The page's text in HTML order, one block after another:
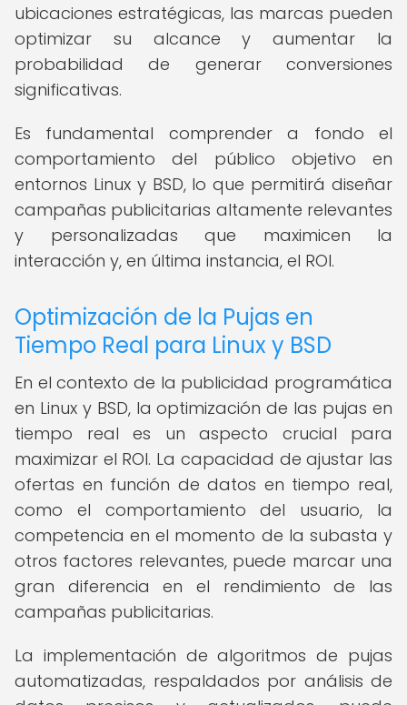
ubicaciones estratégicas, las marcas pueden
optimizar su alcance y aumentar la
probabilidad de generar conversiones
significativas.
Es fundamental comprender a fondo el
comportamiento del público objetivo en
entornos Linux y BSD, lo que permitirá diseñar
campañas publicitarias altamente relevantes
y personalizadas que maximicen la
interacción y, en última instancia, el ROI.
Optimización de la Pujas en
Tiempo Real para Linux y BSD
En el contexto de la publicidad programática
en Linux y BSD, la optimización de las pujas en
tiempo real es un aspecto crucial para
maximizar el ROI. La capacidad de ajustar las
ofertas en función de datos en tiempo real,
como el comportamiento del usuario, la
competencia en el momento de la subasta y
otros factores relevantes, puede marcar una
gran diferencia en el rendimiento de las
campañas publicitarias.
La implementación de algoritmos de pujas
automatizadas, respaldados por análisis de